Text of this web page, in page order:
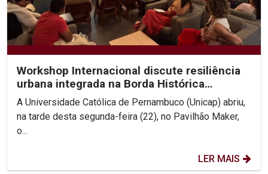
Workshop Internacional discute resiliência
urbana integrada na Borda Histórica
Continental do Recife
A Universidade Católica de Pernambuco (Unicap) abriu,
na tarde desta segunda-feira (22), no Pavilhão Maker,
o...
LER MAIS